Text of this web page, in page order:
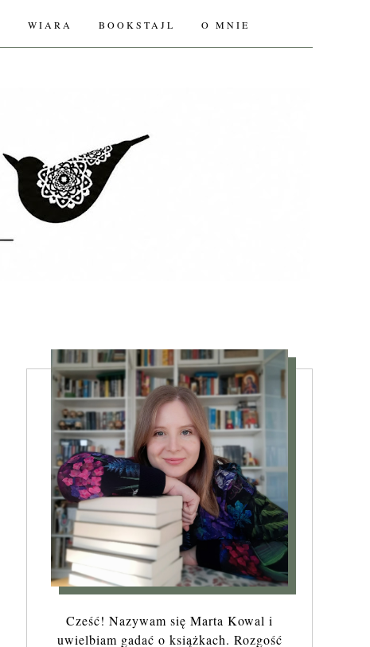
WIARA BOOKSTAJL O MNIE
Cześć! Nazywam się Marta Kowal i
uwielbiam gadać o książkach. Rozgość